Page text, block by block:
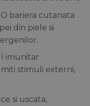
O bariera cutanata
din piele si
imunitar
stimuli externi,
si uscata,